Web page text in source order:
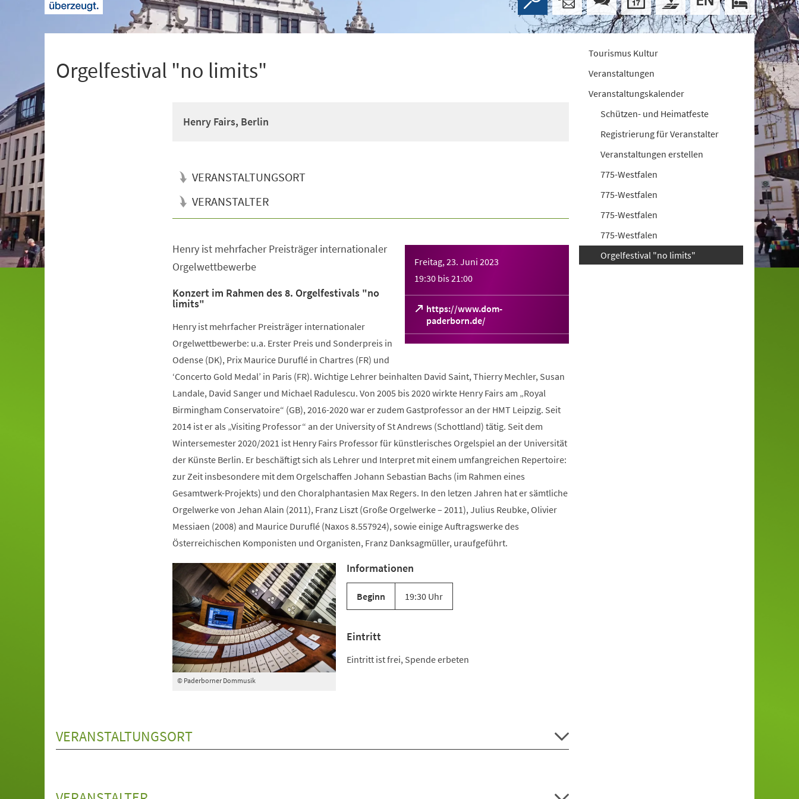
Orgelfestival "no limits"
Henry Fairs, Berlin
VERANSTALTUNGSORT
VERANSTALTER
Freitag, 23. Juni 2023
19:30 bis21:00
https://www.dom-
paderborn.de/
(Öffnet
in
einem
Henry ist mehrfacher Preisträger internationaler
Orgelwettbewerbe
Konzert im Rahmen des 8. Orgelfestivals "no
limits"
Henry ist mehrfacher Preisträger internationaler
Orgelwettbewerbe: u.a. Erster Preis und Sonderpreis in
Odense (DK), Prix Maurice Duruflé in Chartres (FR) und
‘Concerto Gold Medal’ in Paris (FR). Wichtige Lehrer beinhalten David Saint, Thierry Mechler, Susan
Landale, David Sanger und Michael Radulescu. ​Von 2005 bis 2020 wirkte Henry Fairs am „Royal
Birmingham Conservatoire“ (GB), 2016-2020 war er zudem Gastprofessor an der HMT Leipzig. Seit
2014 ist er als „Visiting Professor“ an der University of St Andrews (Schottland) tätig. Seit dem
Wintersemester 2020/2021 ist Henry Fairs Professor für künstlerisches Orgelspiel an der Universität
der Künste Berlin. ​Er beschäftigt sich als Lehrer und Interpret mit einem umfangreichen Repertoire:
zur Zeit insbesondere mit dem Orgelschaffen Johann Sebastian Bachs (im Rahmen eines
Gesamtwerk-Projekts) und den Choralphantasien Max Regers. In den letzen Jahren hat er sämtliche
Orgelwerke von Jehan Alain (2011), Franz Liszt (Große Orgelwerke – 2011), Julius Reubke, Olivier
Messiaen (2008) and Maurice Duruflé (Naxos 8.557924), sowie einige Auftragswerke des
Österreichischen Komponisten und Organisten, Franz Danksagmüller, uraufgeführt.
© Paderborner Dommusik
Informationen
Beginn 19:30 Uhr
Eintritt
Eintritt ist frei, Spende erbeten
VERANSTALTUNGSORT
Tourismus Kultur
Veranstaltungen
Veranstaltungskalender
Schützen- und Heimatfeste
Registrierung für Veranstalter
Veranstaltungen erstellen
775-Westfalen
775-Westfalen
775-Westfalen
775-Westfalen
Orgelfestival "no limits"